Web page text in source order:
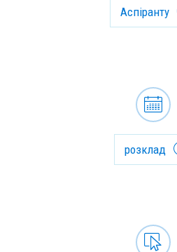
Аспіранту
розклад